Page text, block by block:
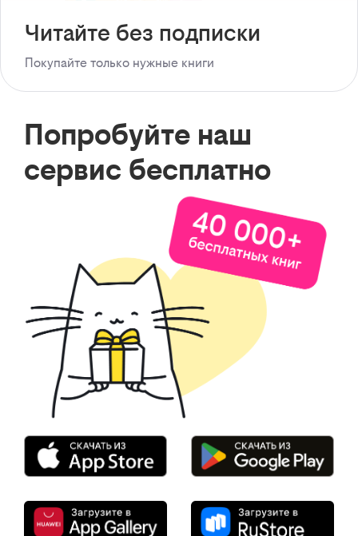
Читайте без подписки
Покупайте только нужные книги
Попробуйте наш
сервис бесплатно